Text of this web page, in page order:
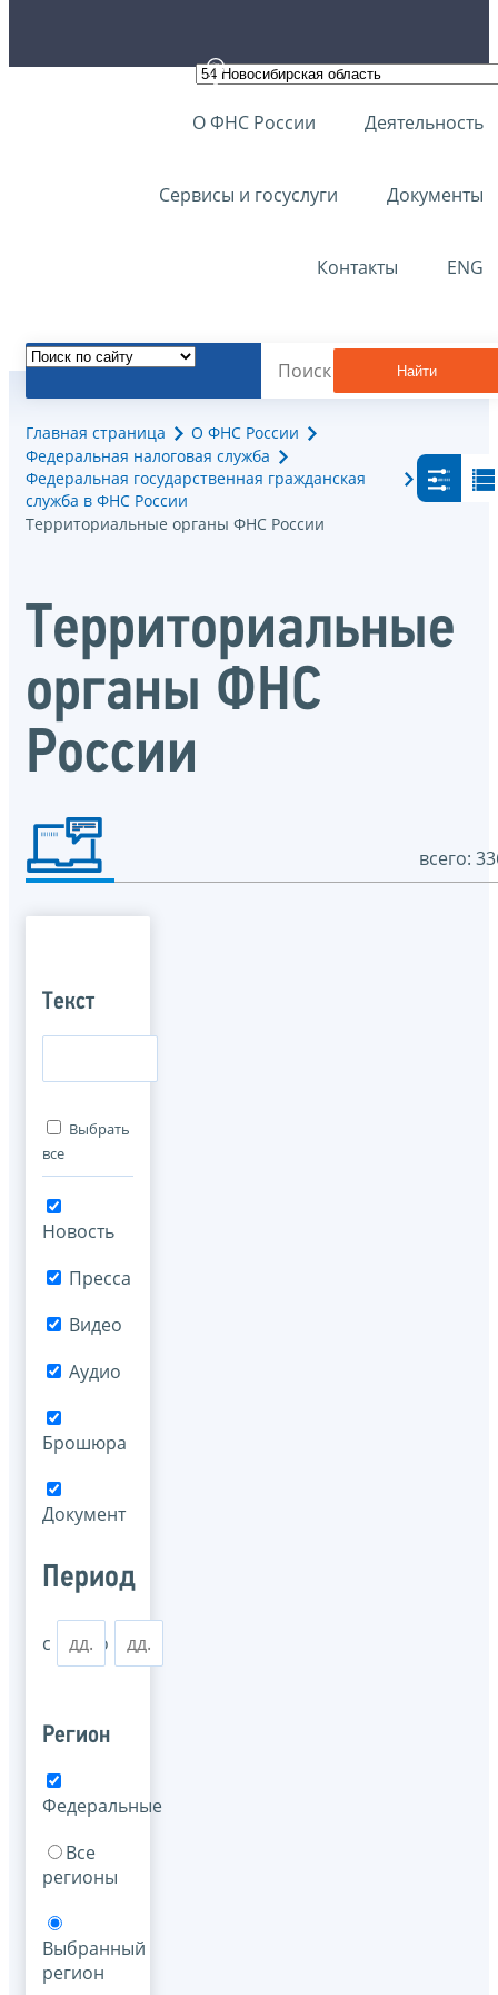
О ФНС России Деятельность
Сервисы и госуслуги Документы
Контакты ENG
Найти
Главная страница
О ФНС России
Федеральная налоговая служба
Федеральная государственная гражданская
служба в ФНС России
Территориальные органы ФНС России
Территориальные
органы ФНС
России
всего:
Текст
Выбрать
все
Новость
Пресса
Видео
Аудио
Брошюра
Документ
Период
с по
Регион
Федеральные
Все
регионы
Выбранный
регион